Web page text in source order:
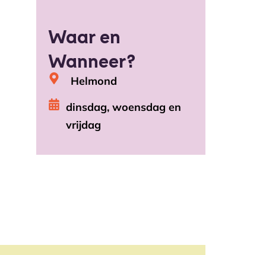
Waar en
Wanneer?
Helmond
dinsdag, woensdag en
vrijdag